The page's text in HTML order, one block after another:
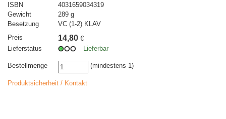
ISBN
4031659034319
Gewicht
289 g
Besetzung
VC (1-2) KLAV
Preis
14,80 €
Lieferstatus
Lieferbar
Bestellmenge (mindestens 1)
Produktsicherheit / Kontakt